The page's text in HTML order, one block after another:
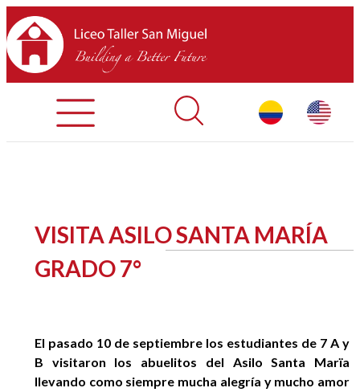
INICIO
SOBRE LTSM
EQUIPO
EGRESADOS
VISITA ASILO SANTA MARÍA
GRADO 7°
El pasado 10 de septiembre los estudiantes de 7 A y
B visitaron los abuelitos del Asilo Santa Marïa
llevando como siempre mucha alegría y mucho amor